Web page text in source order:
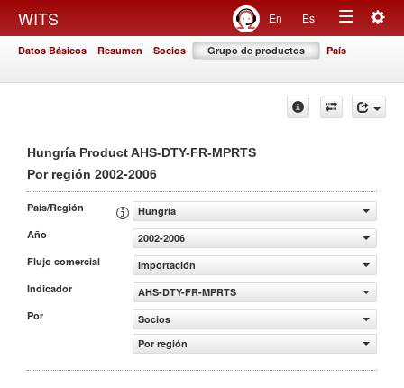
WITS En Es
Toggle
Datos Básicos Resumen Socios Grupo de productos País
Hungría Product AHS-DTY-FR-MPRTS
Por región 2002-2006
País/Región
Hungría
Año
2002-2006
Flujo comercial
Importación
Indicador
AHS-DTY-FR-MPRTS
Por
Socios
Por región